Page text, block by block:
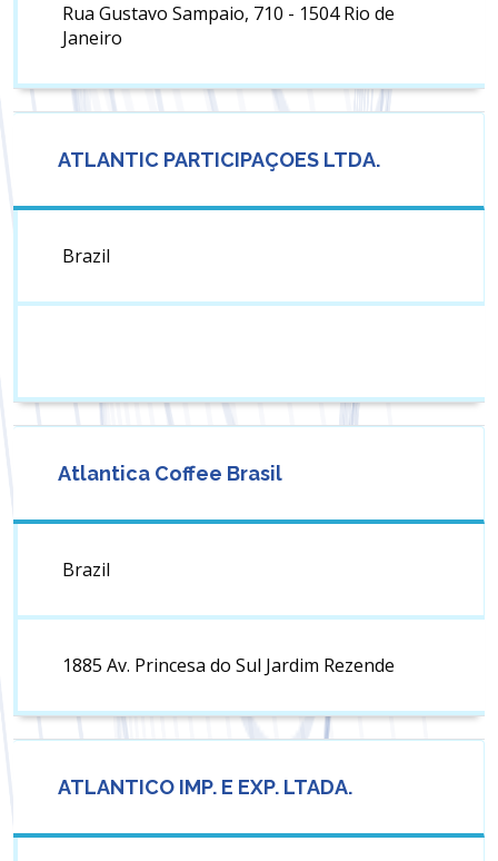
Rua Gustavo Sampaio, 710 - 1504 Rio de
Janeiro
ATLANTIC PARTICIPAÇOES LTDA.
Brazil
Atlantica Coffee Brasil
Brazil
1885 Av. Princesa do Sul Jardim Rezende
ATLANTICO IMP. E EXP. LTADA.